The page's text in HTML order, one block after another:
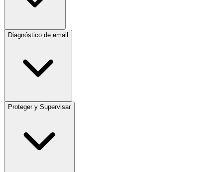
Diagnóstico de email
Proteger y Supervisar